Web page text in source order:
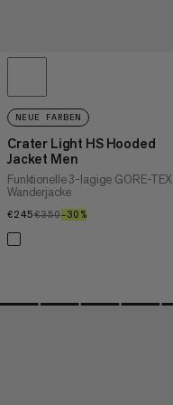
NEUE FARBEN
Crater Light HS Hooded
Jacket Men
Funktionelle 3-lagige GORE-TEX
Wanderjacke
€245€245
€350€350
–30%